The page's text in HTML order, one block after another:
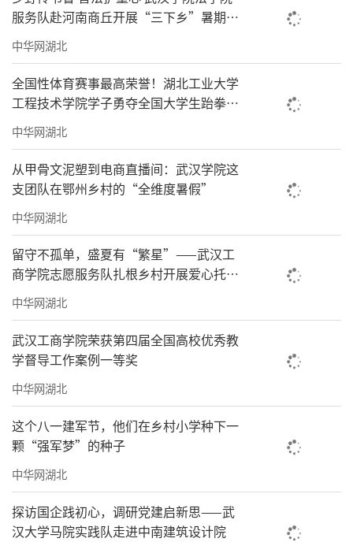
服务队赴河南商丘开展“三下乡”暑期托
管实践
中华网湖北
全国性体育赛事最高荣誉！湖北工业大学
工程技术学院学子勇夺全国大学生跆拳道
锦标赛总决赛冠军
中华网湖北
从甲骨文泥塑到电商直播间：武汉学院这
支团队在鄂州乡村的“全维度暑假”
中华网湖北
留守不孤单，盛夏有“繁星”——武汉工
商学院志愿服务队扎根乡村开展爱心托管
点亮儿童暑期成长路
中华网湖北
武汉工商学院荣获第四届全国高校优秀教
学督导工作案例一等奖
中华网湖北
这个八一建军节，他们在乡村小学种下一
颗“强军梦”的种子
中华网湖北
探访国企践初心，调研党建启新思——武
汉大学马院实践队走进中南建筑设计院